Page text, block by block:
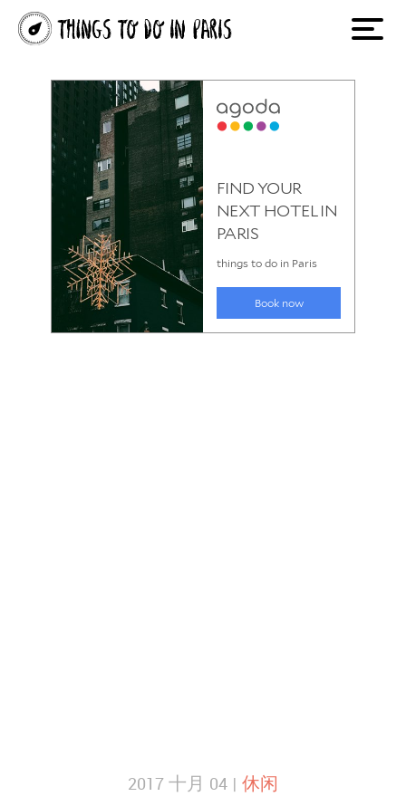
2017 十月 04 | 休闲